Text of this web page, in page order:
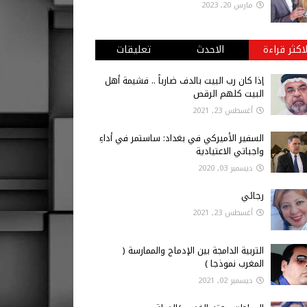
مارس 20, 2023
قراءة الاحدث تعليقات
إذا كان رب البيت بالدف ضارباً .. فشيمة أهل
البيت كلهم الرقص
أغسطس 23, 2021
السفير الأميركي في بغداد: ساستمر في أداءِ
واجباتي الاعتيادية
ديسمبر 03, 2020
رجائي
أغسطس 23, 2021
التربية الدامجة بين الإدماج والممارسة (
المغرب نموذجا )
ديسمبر 02, 2021